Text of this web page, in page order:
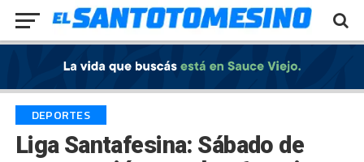
DEPORTES
Liga Santafesina: Sábado de
Exit mobile version